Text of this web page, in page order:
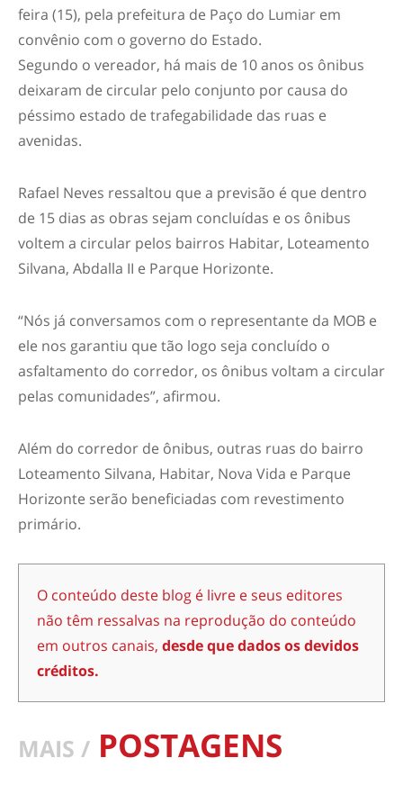
feira (15), pela prefeitura de Paço do Lumiar em
convênio com o governo do Estado.
Segundo o vereador, há mais de 10 anos os ônibus
deixaram de circular pelo conjunto por causa do
péssimo estado de trafegabilidade das ruas e
avenidas.
Rafael Neves ressaltou que a previsão é que dentro
de 15 dias as obras sejam concluídas e os ônibus
voltem a circular pelos bairros Habitar, Loteamento
Silvana, Abdalla II e Parque Horizonte.
“Nós já conversamos com o representante da MOB e
ele nos garantiu que tão logo seja concluído o
asfaltamento do corredor, os ônibus voltam a circular
pelas comunidades”, afirmou.
Além do corredor de ônibus, outras ruas do bairro
Loteamento Silvana, Habitar, Nova Vida e Parque
Horizonte serão beneficiadas com revestimento
primário.
O conteúdo deste blog é livre e seus editores
não têm ressalvas na reprodução do conteúdo
em outros canais, desde que dados os devidos
créditos.
MAIS / POSTAGENS